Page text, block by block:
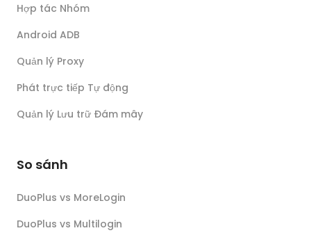
Hợp tác Nhóm
Android ADB
Quản lý Proxy
Phát trực tiếp Tự động
Quản lý Lưu trữ Đám mây
So sánh
DuoPlus vs MoreLogin
DuoPlus vs Multilogin